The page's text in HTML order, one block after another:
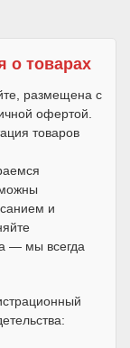
о товарах
размещена с
офертой.
товаров
и
— мы всегда